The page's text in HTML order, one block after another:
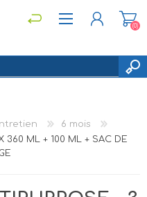
(0)
6 mois
360 ML + 100 ML + SAC DE